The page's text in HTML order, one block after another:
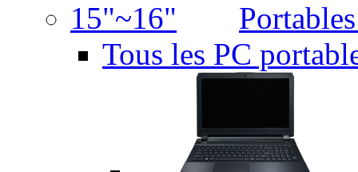
Tous les PC